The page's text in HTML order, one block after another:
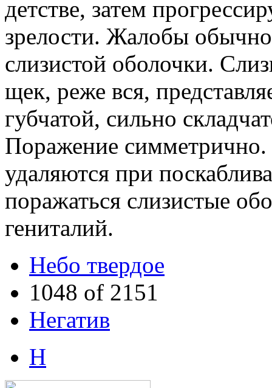
детстве, затем
зрелости. Жалобы
слизистой оболочки.
щек, реже вся,
губчатой, сильно
Поражение симметрично.
удаляются при
поражаться слизистые
гениталий.
Небо твердое
1048 of 2151
Негатив
Н